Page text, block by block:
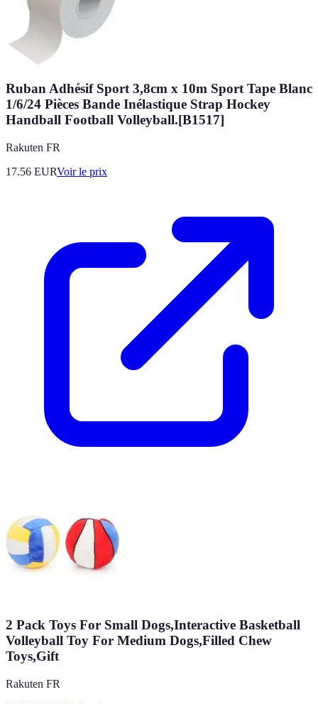
Ruban Adhésif Sport 3,8cm x 10m Sport Tape Blanc
1/6/24 Pièces Bande Inélastique Strap Hockey
Handball Football Volleyball.[B1517]
Rakuten FR
17.56 EURVoir le prix
2 Pack Toys For Small Dogs,Interactive Basketball
Volleyball Toy For Medium Dogs,Filled Chew
Toys,Gift
Rakuten FR